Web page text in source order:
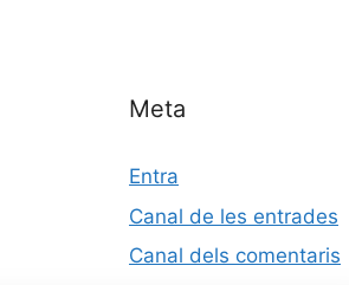
Meta
Entra
Canal de les entrades
Canal dels comentaris